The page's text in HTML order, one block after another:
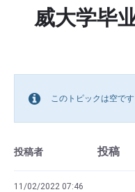
威大学毕
このトピックは空です
投稿者 投稿
11/02/2022 07:46